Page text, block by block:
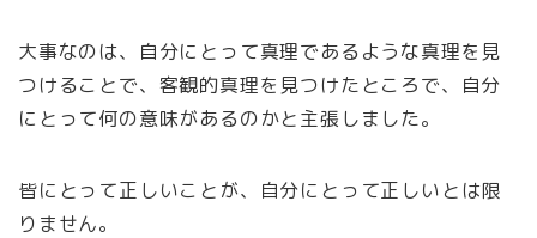
大事なのは、自分にとって真理であるような真理を見
つけることで、客観的真理を見つけたところで、自分
にとって何の意味があるのかと主張しました。
皆にとって正しいことが、自分にとって正しいとは限
りません。